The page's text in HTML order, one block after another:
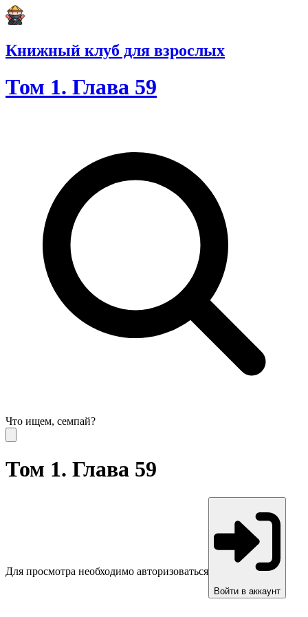
Книжный клуб для взрослых
Том 1. Глава 59
Что ищем, семпай?
Том 1. Глава 59
Для просмотра необходимо авторизоваться
Войти в аккаунт